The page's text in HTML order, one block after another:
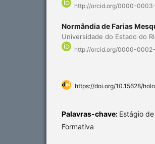
http://orcid.org/0000-
Normândia de Farias
Universidade do Estado do
http://orcid.org/0000-
https://doi.org/10.15628/
Palavras-chave: Estágio
Formativa